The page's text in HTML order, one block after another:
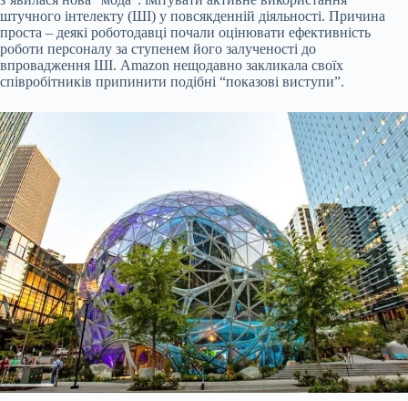
штучного інтелекту (ШІ) у повсякденній діяльності. Причина
проста – деякі роботодавці почали оцінювати ефективність
роботи персоналу за ступенем його залученості до
впровадження ШІ. Amazon нещодавно закликала своїх
співробітників припинити подібні “показові виступи”.